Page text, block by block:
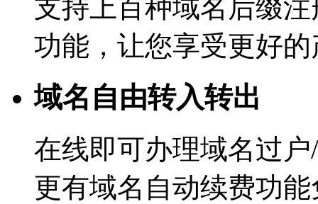
支持上百种域名后缀
功能，让您享受更好
域名自由转入转出
在线即可办理域名过
更有域名自动续费功